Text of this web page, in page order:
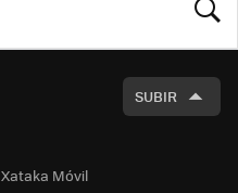
SUBIR
Xataka Móvil